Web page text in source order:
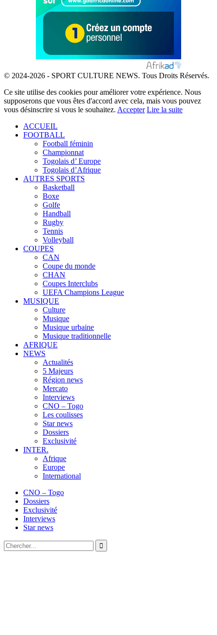
© 2024-2026 - SPORT CULTURE NEWS. Tous Droits Réservés.
Ce site utilise des cookies pour améliorer votre expérience. Nous
supposerons que vous êtes d'accord avec cela, mais vous pouvez
vous désinscrire si vous le souhaitez. Accepter Lire la suite
ACCUEIL
FOOTBALL
Football féminin
Championnat
Togolais d’ Europe
Togolais d’Afrique
AUTRES SPORTS
Basketball
Boxe
Golfe
Handball
Rugby
Tennis
Volleyball
COUPES
CAN
Coupe du monde
CHAN
Coupes Interclubs
UEFA Champions League
MUSIQUE
Culture
Musique
Musique urbaine
Musique traditionnelle
AFRIQUE
NEWS
Actualités
5 Majeurs
Région news
Mercato
Interviews
CNO – Togo
Les coulisses
Star news
Dossiers
Exclusivité
INTER.
Afrique
Europe
International
CNO – Togo
Dossiers
Exclusivité
Interviews
Star news